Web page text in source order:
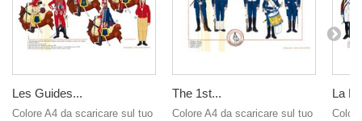
Les Guides...
Colore A4 da scaricare sul tuo
The 1st...
Colore A4 da scaricare sul tuo
La